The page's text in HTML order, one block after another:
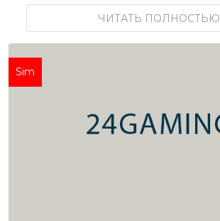
ЧИТАТЬ ПОЛНОСТЬЮ
Sim